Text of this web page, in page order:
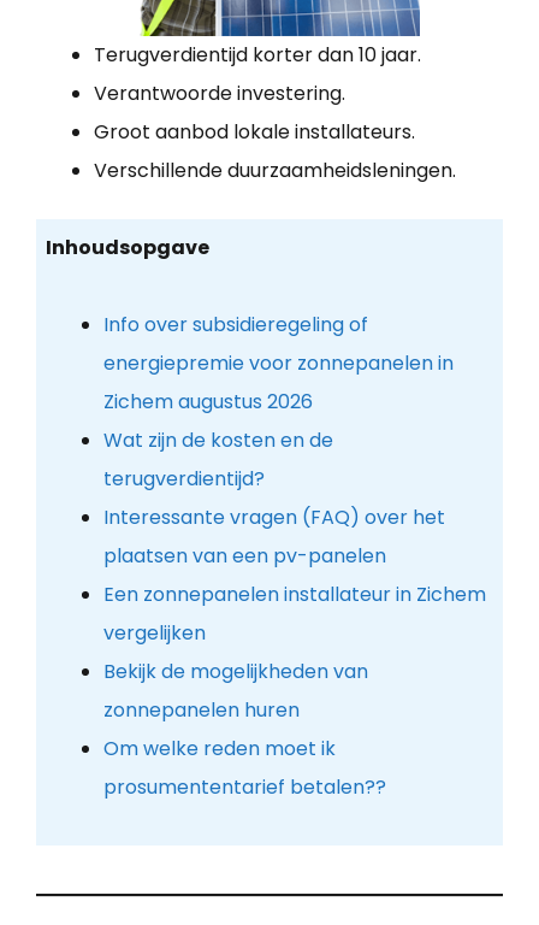
Terugverdientijd korter dan 10 jaar.
Verantwoorde investering.
Groot aanbod lokale installateurs.
Verschillende duurzaamheidsleningen.
Inhoudsopgave
Info over subsidieregeling of
energiepremie voor zonnepanelen in
Zichem augustus 2026
Wat zijn de kosten en de
terugverdientijd?
Interessante vragen (FAQ) over het
plaatsen van een pv-panelen
Een zonnepanelen installateur in Zichem
vergelijken
Bekijk de mogelijkheden van
zonnepanelen huren
Om welke reden moet ik
prosumententarief betalen??